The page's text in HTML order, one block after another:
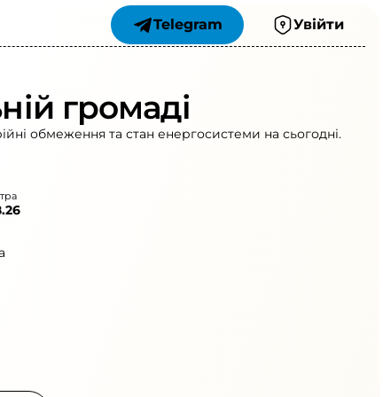
Telegram Увійти
громаді
обмеження та стан енергосистеми на сьогодні.